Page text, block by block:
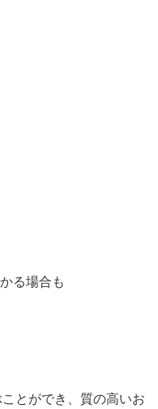
る場合も
とができ、質の高いお